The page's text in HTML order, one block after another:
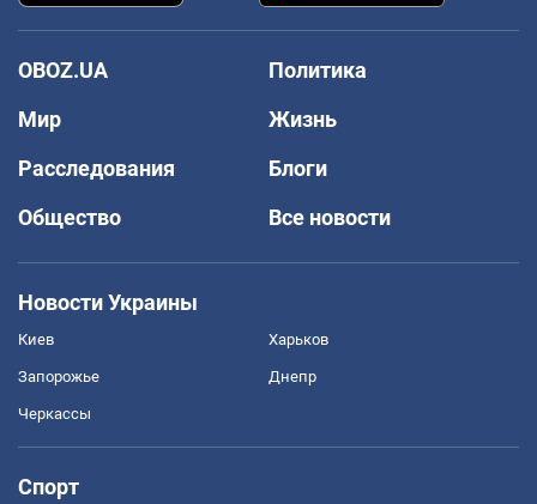
OBOZ.UA
Политика
Мир
Жизнь
Расследования
Блоги
Общество
Все новости
Новости Украины
Киев Харьков
Запорожье Днепр
Черкассы
Спорт